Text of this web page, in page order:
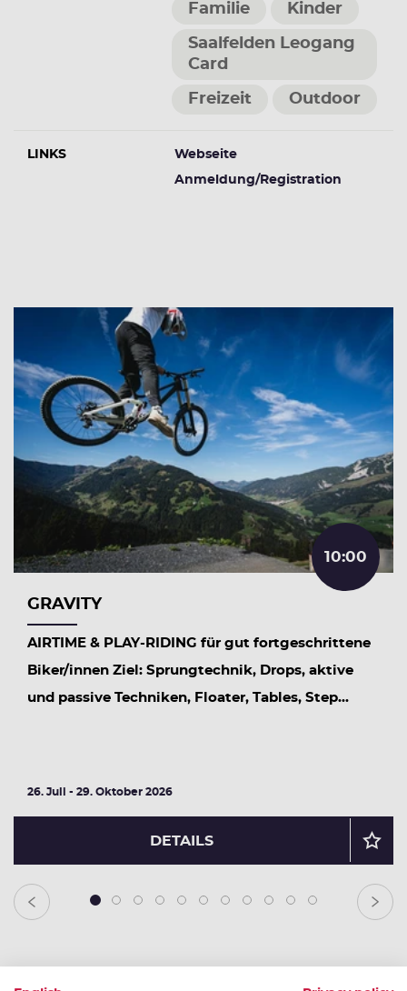
Familie Kinder
Saalfelden Leogang
Card
Freizeit Outdoor
LINKS
Webseite
Anmeldung/Registration
10:00
GRAVITY
AIRTIME & PLAY-RIDING für gut fortgeschrittene
Biker/innen Ziel: Sprungtechnik, Drops, aktive
und passive Techniken, Floater, Tables, Step...
26. Juli - 29. Oktober 2026
DETAILS
2 3 4 5 6 7 8 9 10 11